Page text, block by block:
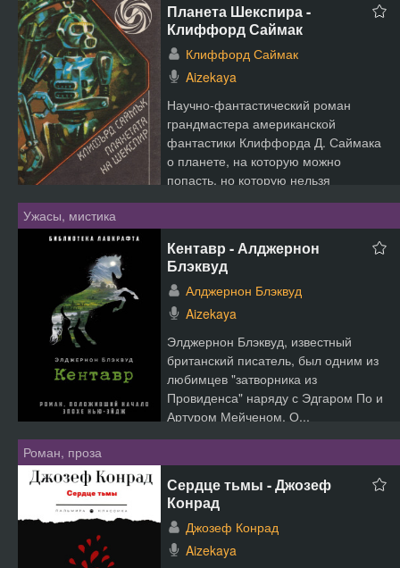
Планета Шекспира -
Клиффорд Саймак
Клиффорд Саймак
Aizekaya
Научно-фантастический роман
грандмастера американской
фантастики Клиффорда Д. Саймака
о планете, на которую можно
попасть, но которую нельзя
покинуть....
Ужасы, мистика
Кентавр - Алджернон
Блэквуд
Алджернон Блэквуд
Aizekaya
Элджернон Блэквуд, известный
британский писатель, был одним из
любимцев "затворника из
Провиденса" наряду с Эдгаром По и
Артуром Мейченом. О...
Роман, проза
Сердце тьмы - Джозеф
Конрад
Джозеф Конрад
Aizekaya